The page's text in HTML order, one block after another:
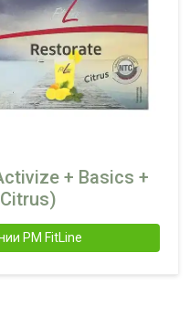
+ Basics +
PM FitLine